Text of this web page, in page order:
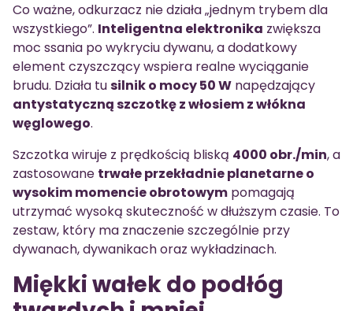
Co ważne, odkurzacz nie działa „jednym trybem dla
wszystkiego”. Inteligentna elektronika zwiększa
moc ssania po wykryciu dywanu, a dodatkowy
element czyszczący wspiera realne wyciąganie
brudu. Działa tusilnik o mocy 50 W napędzający
antystatyczną szczotkę z włosiem z włókna
węglowego.
Szczotka wiruje z prędkością bliską 4000 obr./min, a
zastosowane trwałe przekładnie planetarne o
wysokim momencie obrotowym pomagają
utrzymać wysoką skuteczność w dłuższym czasie. To
zestaw, który ma znaczenie szczególnie przy
dywanach, dywanikach oraz wykładzinach.
Miękki wałek do podłóg